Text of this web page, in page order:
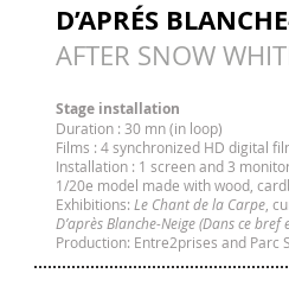
D’APRÉS
AFTER SNOW
Stage installation
Duration : 30 mn (in loop)
Films : 4 synchronized HD digital
Installation : 1 screen and 3
1/20e model made with wood,
Exhibitions: Le Chant de la Carpe ,
D’après Blanche-Neige (Dans ce bref
Production: Entre2prises and Parc